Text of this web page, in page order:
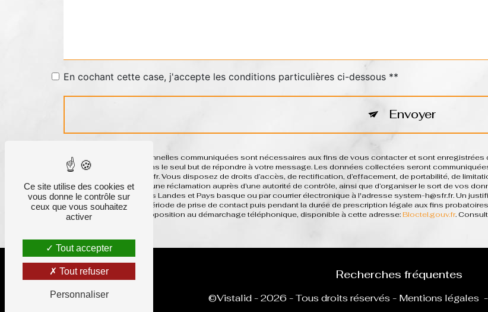
En cochant cette case, j'accepte les conditions particulières ci-dessous **
Envoyer
** Les données personnelles communiquées sont nécessaires aux fins de vous contacter et sont
ses sous-traitants dans le seul but de répondre à votre message. Les données collectées seront
basque system-h@sfr.fr. Vous disposez de droits d’accès, de rectification, d’effacement, de portabilité, de
et du droit d’introduire une réclamation auprès d’une autorité de contrôle, ainsi que d’organiser le sort de vos
postale à l'adresse Les Landes et Pays basque ou par courrier électronique à l'adresse system-h@sfr.fr. Un
données pendant la période de prise de contact puis pendant la durée de prescription légale aux fins
inscrire sur la liste d'opposition au démarchage téléphonique, disponible à cette adresse:Bloctel.gouv.fr.
Recherches fréquentes
©Vistalid- 2026 - Tous droits réservés - Mentions légales -
Ce site utilise des cookies et
vous donne le contrôle sur
ceux que vous souhaitez
activer
Tout accepter
Tout refuser
Personnaliser